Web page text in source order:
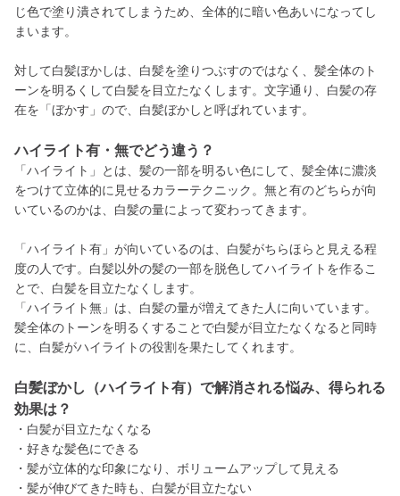
じ色で塗り潰されてしまうため、全体的に暗い色あいになってし
まいます。
対して白髪ぼかしは、白髪を塗りつぶすのではなく、髪全体のト
ーンを明るくして白髪を目立たなくします。文字通り、白髪の存
在を「ぼかす」ので、白髪ぼかしと呼ばれています。
ハイライト有・無でどう違う？
「ハイライト」とは、髪の一部を明るい色にして、髪全体に濃淡
をつけて立体的に見せるカラーテクニック。無と有のどちらが向
いているのかは、白髪の量によって変わってきます。
「ハイライト有」が向いているのは、白髪がちらほらと見える程
度の人です。白髪以外の髪の一部を脱色してハイライトを作るこ
とで、白髪を目立たなくします。
「ハイライト無」は、白髪の量が増えてきた人に向いています。
髪全体のトーンを明るくすることで白髪が目立たなくなると同時
に、白髪がハイライトの役割を果たしてくれます。
白髪ぼかし（ハイライト有）で解消される悩み、得られる
効果は？
・白髪が目立たなくなる
・好きな髪色にできる
・髪が立体的な印象になり、ボリュームアップして見える
・髪が伸びてきた時も、白髪が目立たない